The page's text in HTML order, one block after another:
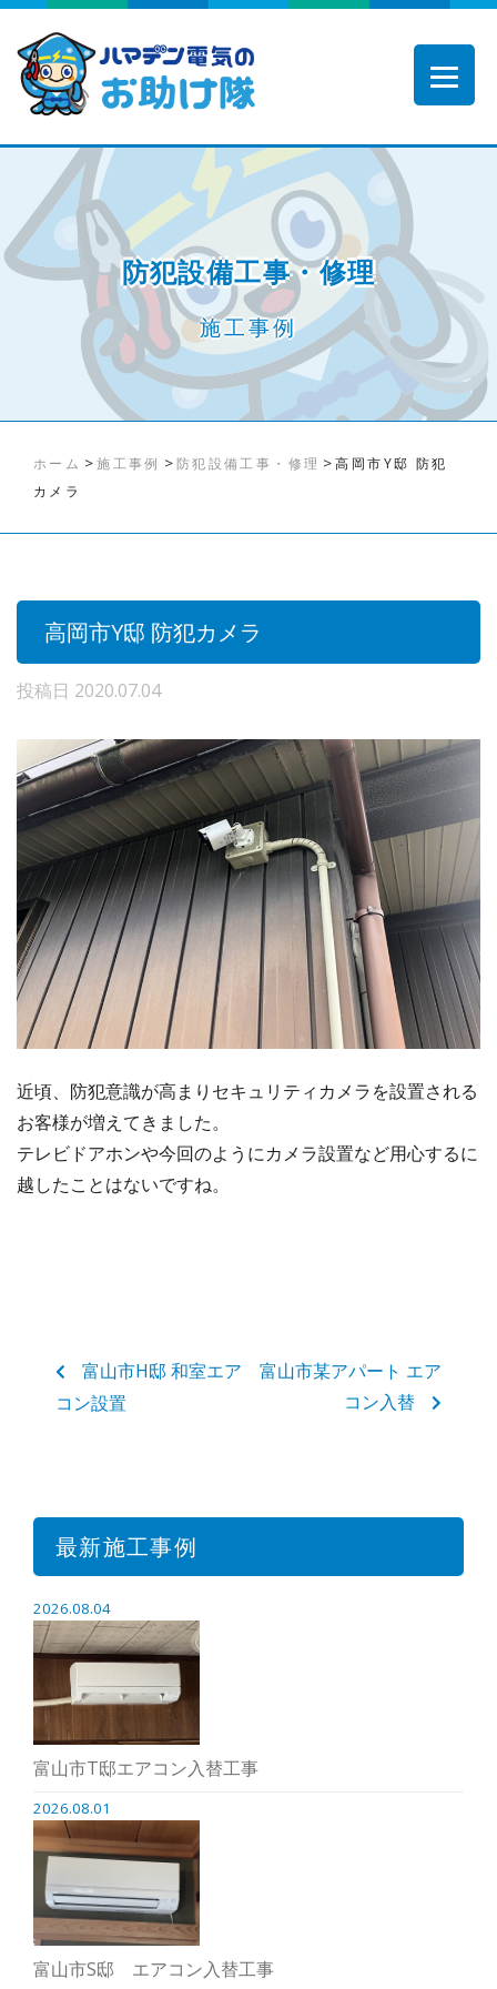
防犯設備工事・修理
施工事例
ホーム >施工事例 >防犯設備工事・修理 >高岡市Y邸 防犯
カメラ
高岡市Y邸 防犯カメラ
投稿日 2020.07.04
近頃、防犯意識が高まりセキュリティカメラを設置される
お客様が増えてきました。
テレビドアホンや今回のようにカメラ設置など用心するに
越したことはないですね。
富山市H邸 和室エア
コン設置
富山市某アパート エア
コン入替
最新施工事例
2026.08.04
富山市T邸エアコン入替工事
2026.08.01
富山市S邸 エアコン入替工事